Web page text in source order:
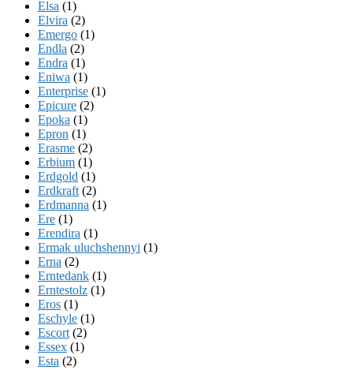
Elsa (1)
Elvira (2)
Emergo (1)
Endla (2)
Endra (1)
Eniwa (1)
Enterprise (1)
Epicure (2)
Epoka (1)
Epron (1)
Erasme (2)
Erbium (1)
Erdgold (1)
Erdkraft (2)
Erdmanna (1)
Ere (1)
Erendira (1)
Ermak uluchshennyi (1)
Erna (2)
Erntedank (1)
Erntestolz (1)
Eros (1)
Eschyle (1)
Escort (2)
Essex (1)
Esta (2)